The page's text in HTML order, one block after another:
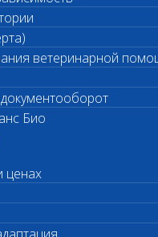
ветеринарной
Био
ценах
июле